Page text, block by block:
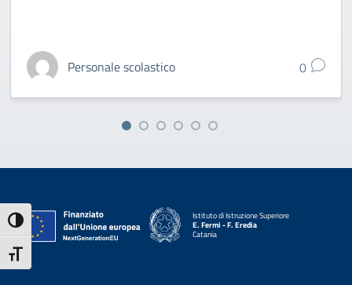
Attiva/disattiva alto contrasto
Attiva/disattiva dimensione testo
Personale scolastico 0
Istituto di Istruzione Superiore
E. Fermi - F. Eredia
Catania